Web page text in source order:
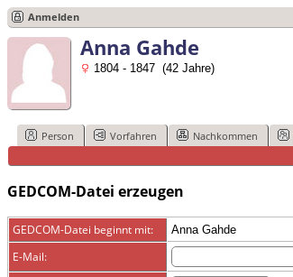
Anmelden
Anna Gahde
1804 - 1847 (42 Jahre)
Person Vorfahren Nachkommen
GEDCOM-Datei erzeugen
GEDCOM-Datei beginnt mit: Anna Gahde
E-Mail: